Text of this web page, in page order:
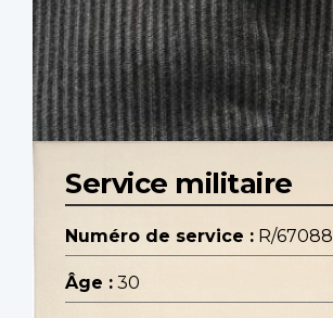
Service militaire
Numéro de service : R/67088
Âge : 30